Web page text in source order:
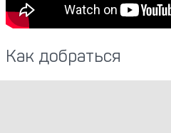
Как добраться